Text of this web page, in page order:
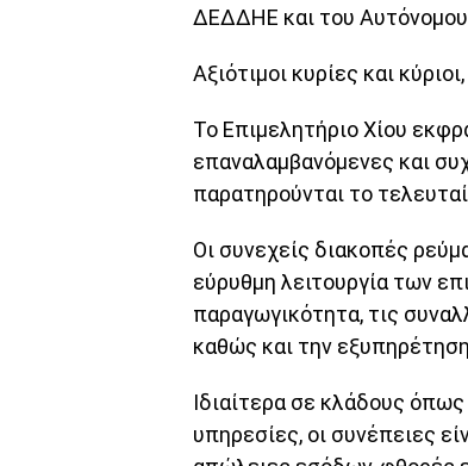
ΔΕΔΔΗΕ και του
Αξιότιμοι κυρίες και κύριοι,
Το Επιμελητήριο Χίου
επαναλαμβανόμενες και
παρατηρούνται το
Οι συνεχείς διακοπές
εύρυθμη λειτουργία των
παραγωγικότητα, τις
καθώς και την
Ιδιαίτερα σε κλάδους όπως
υπηρεσίες, οι συνέπειες